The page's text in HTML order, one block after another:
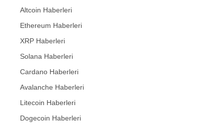
Altcoin Haberleri
Ethereum Haberleri
XRP Haberleri
Solana Haberleri
Cardano Haberleri
Avalanche Haberleri
Litecoin Haberleri
Dogecoin Haberleri